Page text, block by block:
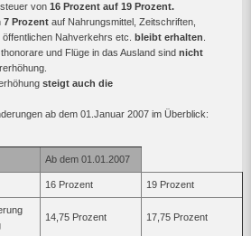
von 16 Prozent auf 19 Prozent.
7 Prozent auf Nahrungsmittel, Zeitschriften,
Nahverkehrs etc. bleibt erhalten
und Flüge in das Ausland sind nicht
steigt auch die
ab dem 01.Januar 2007 im Überblick:
Ab dem 01.01.2007
16 Prozent 19 Prozent
14,75 Prozent 17,75 Prozent